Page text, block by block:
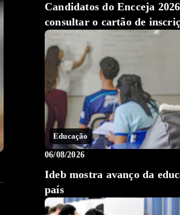
Candidatos do Encceja
consultar o cartão de
Educação
06/08/2026
Ideb mostra avanço da
país